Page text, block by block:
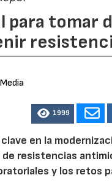
para tomar
1999
en la
resistencias
y los retos